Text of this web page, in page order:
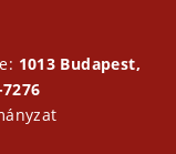
1013 Budapest,